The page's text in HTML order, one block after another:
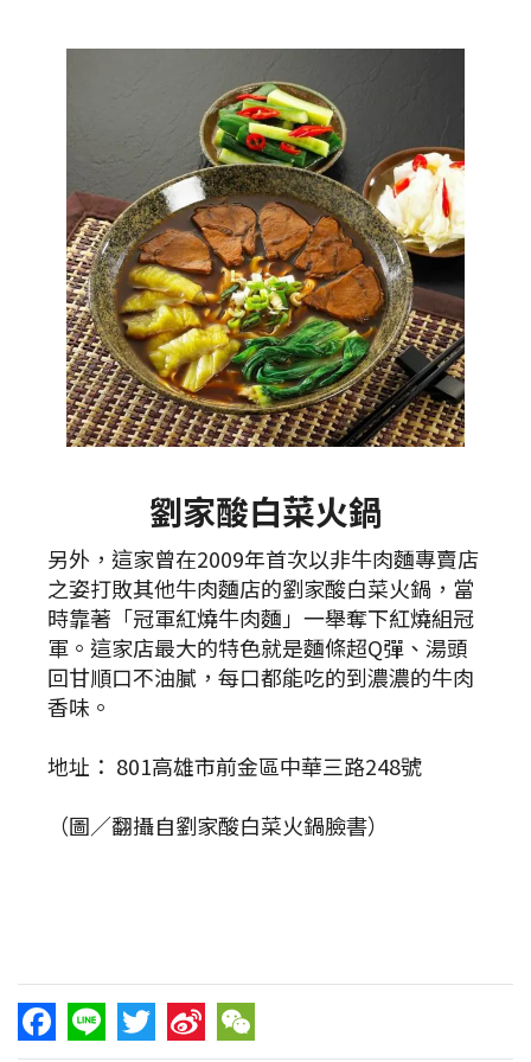
劉家酸白菜火鍋
另外，這家曾在2009年首次以非牛肉麵專賣店
之姿打敗其他牛肉麵店的劉家酸白菜火鍋，當
時靠著「冠軍紅燒牛肉麵」一舉奪下紅燒組冠
軍。這家店最大的特色就是麵條超Q彈、湯頭
回甘順口不油膩，每口都能吃的到濃濃的牛肉
香味。
地址： 801高雄市前金區中華三路248號
（圖／翻攝自劉家酸白菜火鍋臉書）